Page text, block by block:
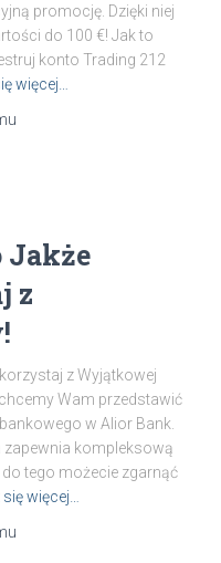
promocję. Dzięki niej
do 100 €! Jak to
konto Trading 212
więcej…
Jakże
z
z Wyjątkowej
Wam przedstawić
w Alior Bank.
zapewnia kompleksową
tego możecie zgarnąć
więcej…